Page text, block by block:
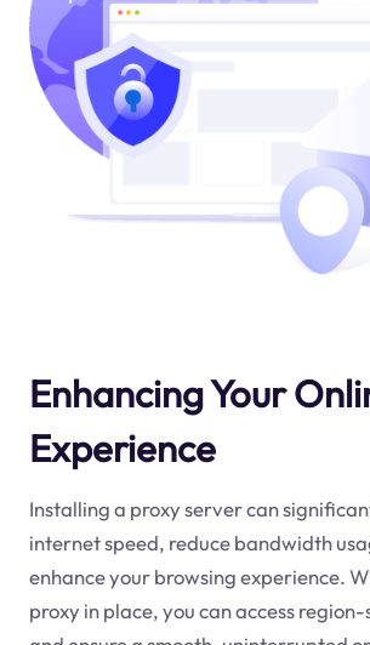
Enhancing Your
Experience
Installing a proxy server can
internet speed, reduce bandwidth
enhance your browsing experience.
proxy in place, you can access